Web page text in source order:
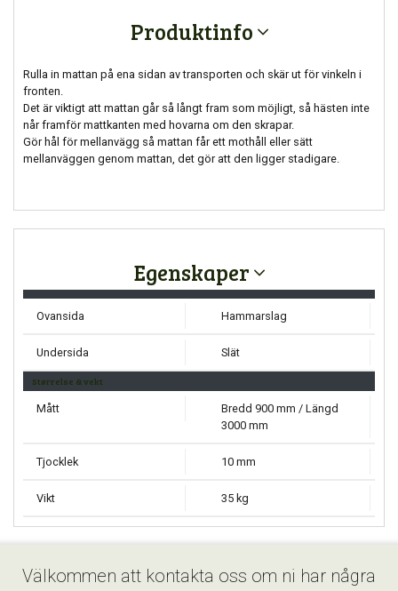
Produktinfo
Rulla in mattan på ena sidan av transporten och skär ut för vinkeln i
fronten.
Det är viktigt att mattan går så långt fram som möjligt, så hästen inte
når framför mattkanten med hovarna om den skrapar.
Gör hål för mellanvägg så mattan får ett mothåll eller sätt
mellanväggen genom mattan, det gör att den ligger stadigare.
Egenskaper
Ovansida Hammarslag
Undersida Slät
Størrelse & vekt
Mått
Bredd 900 mm / Längd
3000 mm
Tjocklek 10 mm
Vikt 35 kg
Välkommen att kontakta oss om ni har några